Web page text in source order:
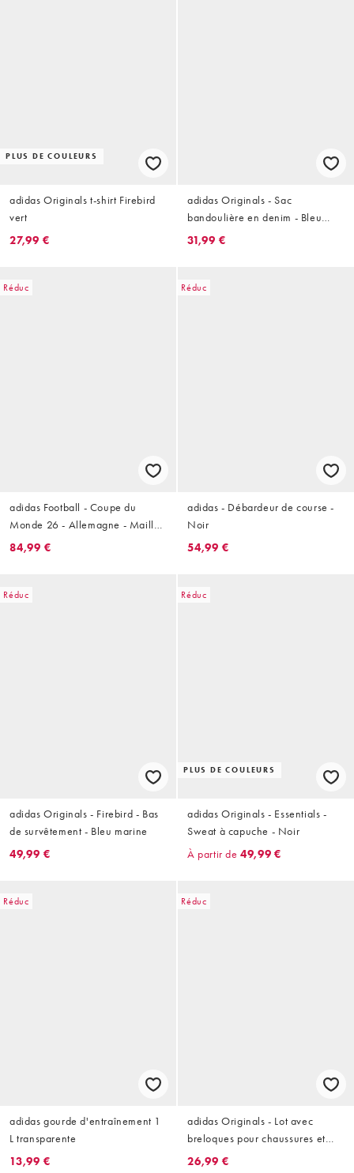
PLUS DE COULEURS
adidas Originals t-shirt Firebird
vert
27,99 €
adidas Originals - Sac
bandoulière en denim - Bleu
clair
31,99 €
Réduc
adidas Football - Coupe du
Monde 26 - Allemagne - Maillot
domicile - Blanc
84,99 €
Réduc
adidas - Débardeur de course -
Noir
54,99 €
Réduc
adidas Originals - Firebird - Bas
de survêtement - Bleu marine
49,99 €
Réduc
PLUS DE COULEURS
adidas Originals - Essentials -
Sweat à capuche - Noir
À partir de 49,99 €
Réduc
adidas gourde d'entraînement 1
L transparente
13,99 €
Réduc
adidas Originals - Lot avec
breloques pour chaussures et
lacets - Noir
26,99 €